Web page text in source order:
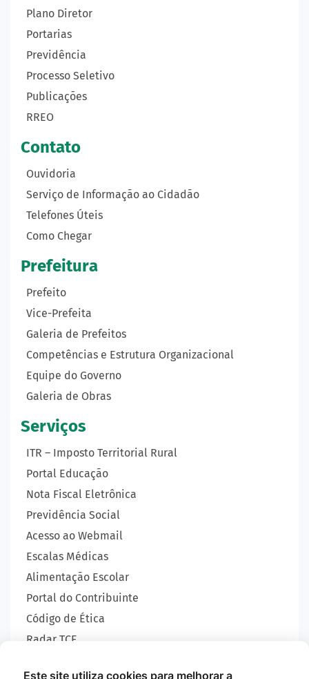
Plano Diretor
Portarias
Previdência
Processo Seletivo
Publicações
RREO
Contato
Ouvidoria
Serviço de Informação ao Cidadão
Telefones Úteis
Como Chegar
Prefeitura
Prefeito
Vice-Prefeita
Galeria de Prefeitos
Competências e Estrutura Organizacional
Equipe do Governo
Galeria de Obras
Serviços
ITR – Imposto Territorial Rural
Portal Educação
Nota Fiscal Eletrônica
Previdência Social
Acesso ao Webmail
Escalas Médicas
Alimentação Escolar
Portal do Contribuinte
Código de Ética
Radar TCE
Este site utiliza cookies para melhorar a